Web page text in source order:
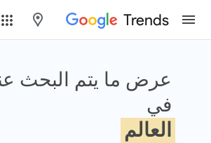
Trends
maps
عرض ما يتم البحث
في
العالم